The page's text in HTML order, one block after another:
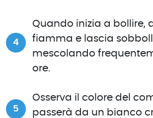
Quando inizia a bollire,
fiamma e lascia
mescolando
ore.
Osserva il colore del
passerà da un bianco